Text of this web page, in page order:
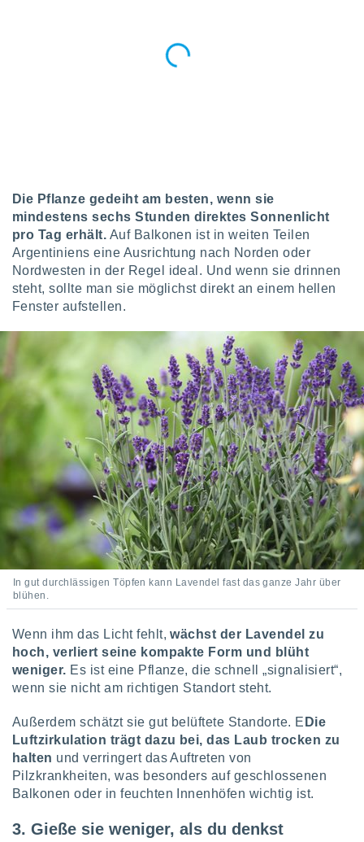
der
von
durch
der
Inhalten.
und
durch
Inhalte,
und der
von
1199
Die Pflanze gedeiht am besten, wenn sie
mindestens sechs Stunden direktes Sonnenlicht
pro Tag erhält. Auf Balkonen ist in weiten Teilen
Argentiniens eine Ausrichtung nach Norden oder
Nordwesten in der Regel ideal. Und wenn sie drinnen
steht, sollte man sie möglichst direkt an einem hellen
Fenster aufstellen.
In gut durchlässigen Töpfen kann Lavendel fast das ganze Jahr über
blühen.
Wenn ihm das Licht fehlt,wächst der Lavendel zu
hoch, verliert seine kompakte Form und blüht
weniger. Es ist eine Pflanze, die schnell „signalisiert“,
wenn sie nicht am richtigen Standort steht.
Außerdem schätzt sie gut belüftete Standorte. E Die
Luftzirkulation trägt dazu bei, das Laub trocken zu
halten und verringert das Auftreten von
Pilzkrankheiten, was besonders auf geschlossenen
Balkonen oder in feuchten Innenhöfen wichtig ist.
3. Gieße sie weniger, als du denkst